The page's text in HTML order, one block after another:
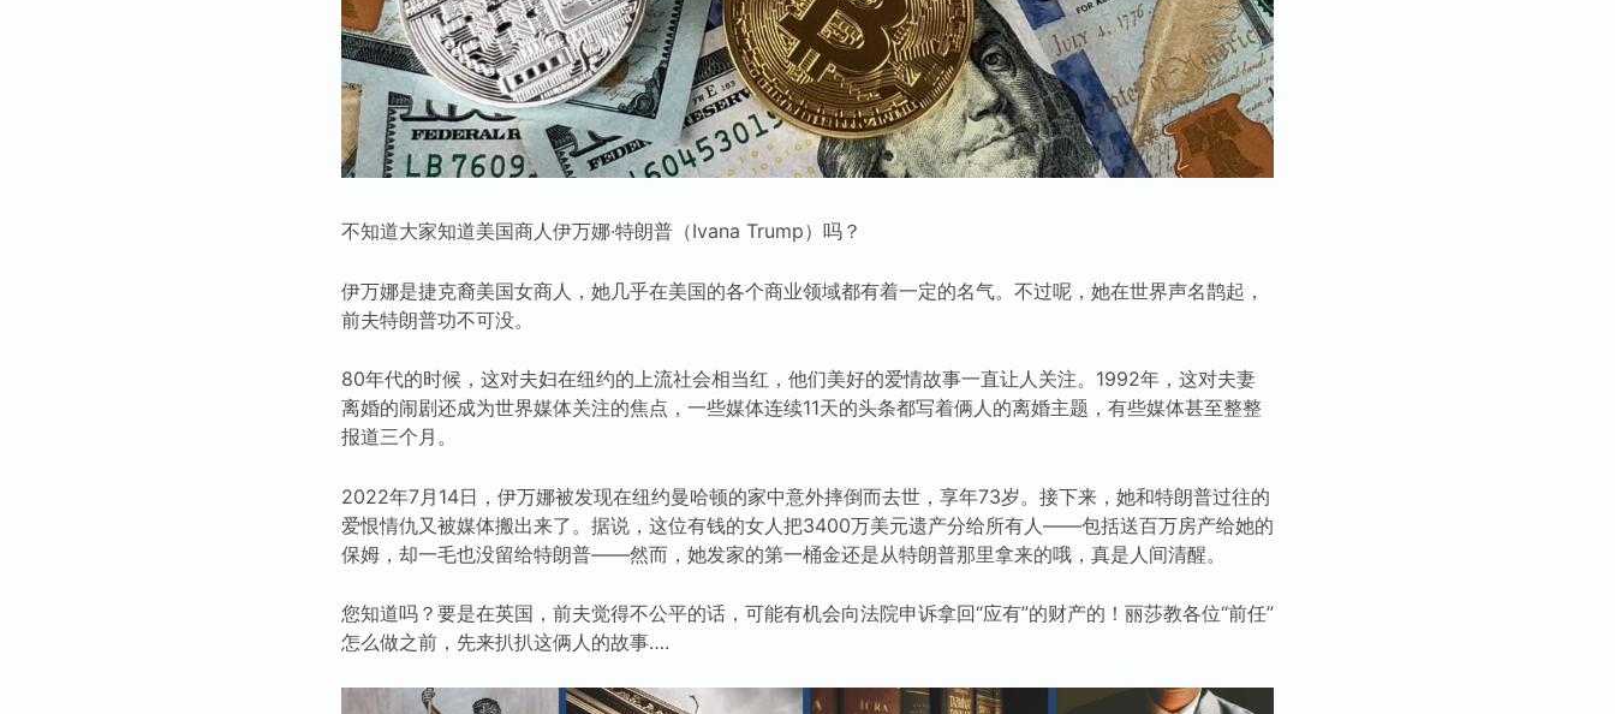
不知道大家知道美国商人伊万娜·特朗普（Ivana Trump）吗？
伊万娜是捷克裔美国女商人，她几乎在美国的各个商业领域都有着一定的名气。不过呢，她在世界声名鹊起，
前夫特朗普功不可没。
80年代的时候，这对夫妇在纽约的上流社会相当红，他们美好的爱情故事一直让人关注。1992年，这对夫妻
离婚的闹剧还成为世界媒体关注的焦点，一些媒体连续11天的头条都写着俩人的离婚主题，有些媒体甚至整整
报道三个月。
2022年7月14日，伊万娜被发现在纽约曼哈顿的家中意外摔倒而去世，享年73岁。接下来，她和特朗普过往的
爱恨情仇又被媒体搬出来了。据说，这位有钱的女人把3400万美元遗产分给所有人——包括送百万房产给她的
保姆，却一毛也没留给特朗普——然而，她发家的第一桶金还是从特朗普那里拿来的哦，真是人间清醒。
您知道吗？要是在英国，前夫觉得不公平的话，可能有机会向法院申诉拿回“应有”的财产的！丽莎教各位“前任”
怎么做之前，先来扒扒这俩人的故事….